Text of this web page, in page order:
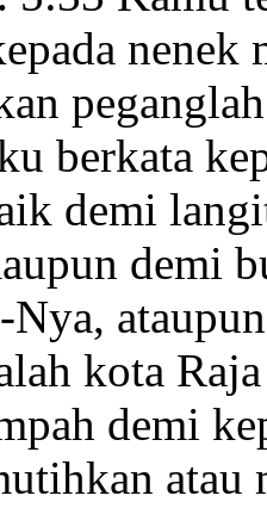
nenek
berkata
demi
demi
kota
demi
atau